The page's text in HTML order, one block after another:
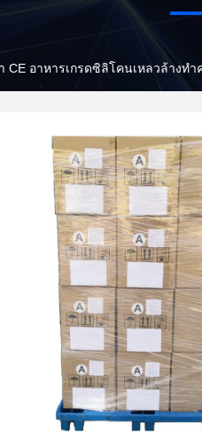
CE อาหารเกรดซิลิโคนเหลวล้าง